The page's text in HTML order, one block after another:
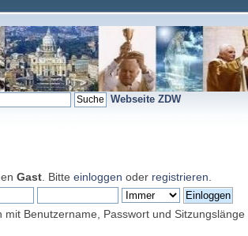
Webseite ZDW
Gast . Bitte einloggen oder registrieren
mit Benutzername, Passwort und Sitzungslänge